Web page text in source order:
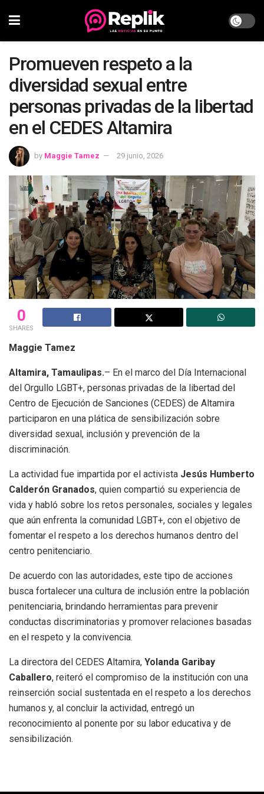
Promueven respeto a la
diversidad sexual entre
personas privadas de la libertad
en el CEDES Altamira
by Maggie Tamez 29 junio, 2026
0
SHARES
Maggie Tamez
Altamira, Tamaulipas.– En el marco del Día Internacional
del Orgullo LGBT+, personas privadas de la libertad del
Centro de Ejecución de Sanciones (CEDES) de Altamira
participaron en una plática de sensibilización sobre
diversidad sexual, inclusión y prevención de la
discriminación.
La actividad fue impartida por el activista Jesús Humberto
Calderón Granados, quien compartió su experiencia de
vida y habló sobre los retos personales, sociales y legales
que aún enfrenta la comunidad LGBT+, con el objetivo de
fomentar el respeto a los derechos humanos dentro del
centro penitenciario.
De acuerdo con las autoridades, este tipo de acciones
busca fortalecer una cultura de inclusión entre la población
penitenciaria, brindando herramientas para prevenir
conductas discriminatorias y promover relaciones basadas
en el respeto y la convivencia.
La directora del CEDES Altamira, Yolanda Garibay
Caballero, reiteró el compromiso de la institución con una
reinserción social sustentada en el respeto a los derechos
humanos y, al concluir la actividad, entregó un
reconocimiento al ponente por su labor educativa y de
sensibilización.